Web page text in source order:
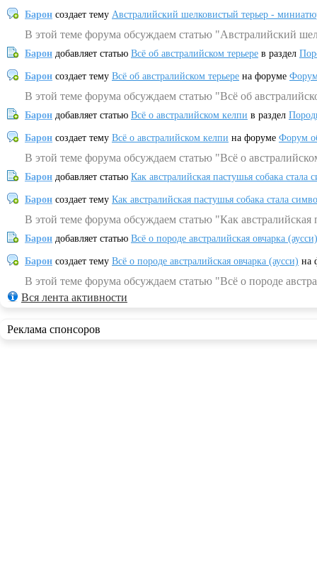
Барон создает тему Австралийский шелковистый терьер -
В этой теме форума обсуждаем статью "Австралийский
Барон добавляет статью Всё об австралийском терьере в раздел
Барон создает тему Всё об австралийском терьере на форуме
В этой теме форума обсуждаем статью "Всё об
Барон добавляет статью Всё о австралийском келпи в раздел
Барон создает тему Всё о австралийском келпи на форуме Форум
В этой теме форума обсуждаем статью "Всё о
Барон добавляет статью Как австралийская пастушья собака
Барон создает тему Как австралийская пастушья собака стала
В этой теме форума обсуждаем статью "Как
Барон добавляет статью Всё о породе австралийская овчарка (аусси)
Барон создает тему Всё о породе австралийская овчарка (аусси) на
В этой теме форума обсуждаем статью "Всё о породе
Вся лента активности
Реклама спонсоров